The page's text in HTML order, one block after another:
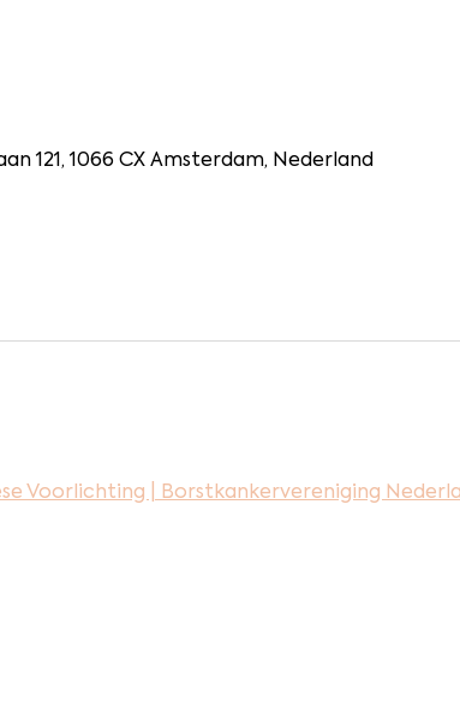
121, 1066 CX Amsterdam, Nederland
Voorlichting | Borstkankervereniging